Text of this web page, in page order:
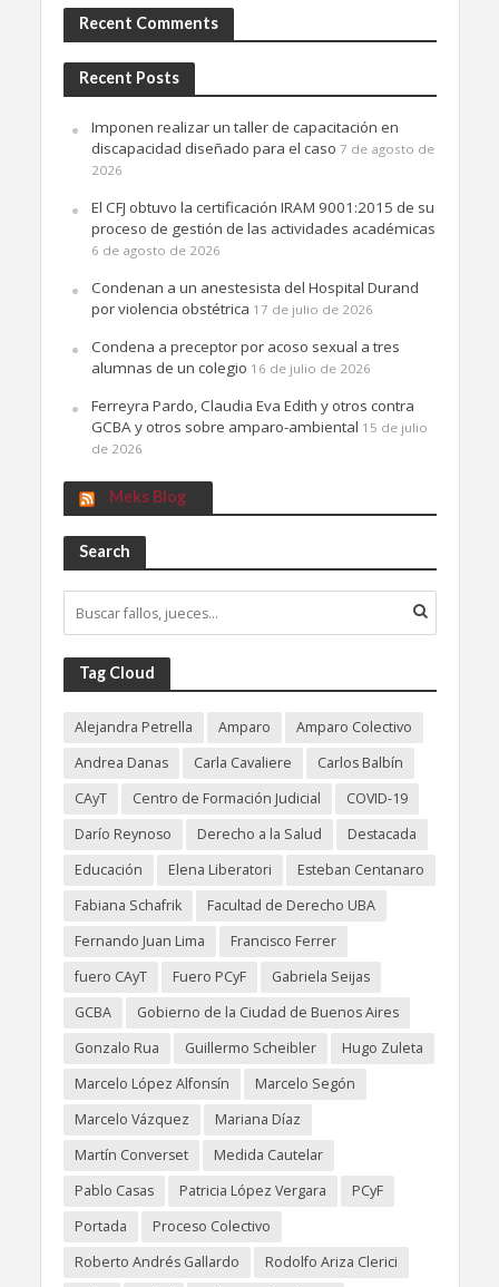
Recent Comments
Recent Posts
Imponen realizar un taller de capacitación en
discapacidad diseñado para el caso 7 de agosto de
2026
El CFJ obtuvo la certificación IRAM 9001:2015 de su
proceso de gestión de las actividades académicas
6 de agosto de 2026
Condenan a un anestesista del Hospital Durand
por violencia obstétrica 17 de julio de 2026
Condena a preceptor por acoso sexual a tres
alumnas de un colegio 16 de julio de 2026
Ferreyra Pardo, Claudia Eva Edith y otros contra
GCBA y otros sobre amparo-ambiental 15 de julio
de 2026
Meks Blog
Search
Tag Cloud
Alejandra Petrella Amparo
Amparo Colectivo
Andrea Danas
Carla Cavaliere
Carlos Balbín
CAyT
Centro de Formación Judicial
COVID-19
Darío Reynoso
Derecho a la Salud
Destacada
Educación
Elena Liberatori
Esteban Centanaro
Fabiana Schafrik
Facultad de Derecho UBA
Fernando Juan Lima
Francisco Ferrer
fuero CAyT
Fuero PCyF
Gabriela Seijas
GCBA
Gobierno de la Ciudad de Buenos Aires
Gonzalo Rua
Guillermo Scheibler
Hugo Zuleta
Marcelo López Alfonsín
Marcelo Segón
Marcelo Vázquez
Mariana Díaz
Martín Converset
Medida Cautelar
Pablo Casas
Patricia López Vergara
PCyF
Portada
Proceso Colectivo
Roberto Andrés Gallardo
Rodolfo Ariza Clerici